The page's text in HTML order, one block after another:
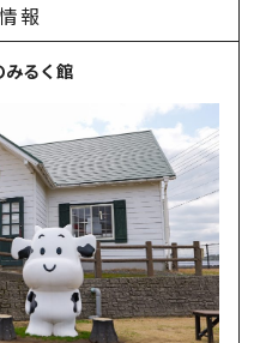
報
みるく館